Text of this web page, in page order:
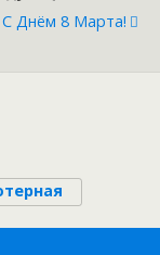
С Днём 8 Марта!